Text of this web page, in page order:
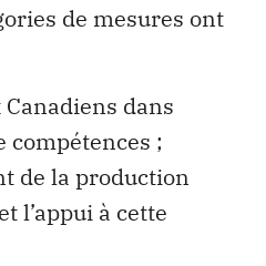
de mesures ont
dans
compétences ;
de la production
l’appui à cette